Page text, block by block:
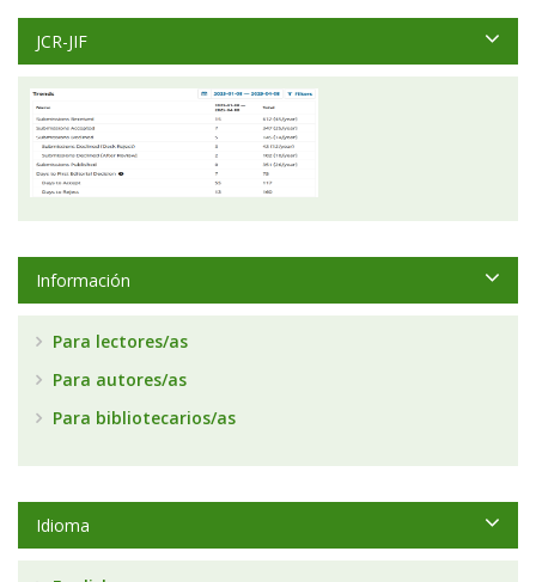
JCR-JIF
Información
Para lectores/as
Para autores/as
Para bibliotecarios/as
Idioma